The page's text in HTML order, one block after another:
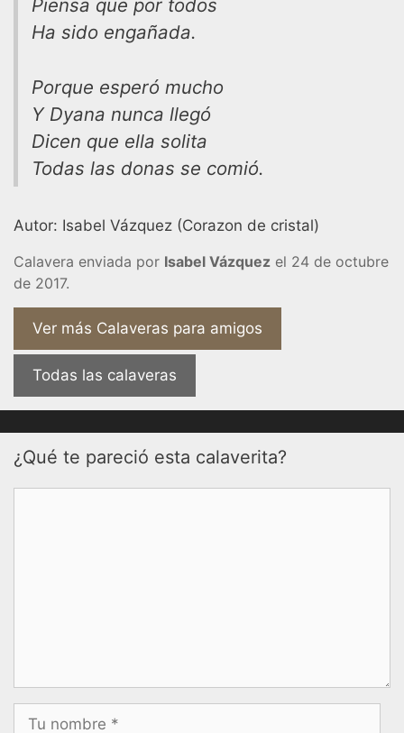
Piensa que por todos
Ha sido engañada.
Porque esperó mucho
Y Dyana nunca llegó
Dicen que ella solita
Todas las donas se comió.
Autor: Isabel Vázquez (Corazon de cristal)
Calavera enviada por Isabel Vázquez el 24 de octubre
de 2017.
Ver más Calaveras para amigos
Todas las calaveras
¿Qué te pareció esta calaverita?